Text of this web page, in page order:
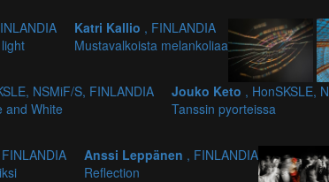
Katri Kallio , FINLANDIA
Mustavalkoista melankoliaa
NSMiF/S, FINLANDIA
and White
Jouko Keto , HonSKSLE,
Tanssin pyorteissa
Anssi Leppänen , FINLANDIA
Reflection